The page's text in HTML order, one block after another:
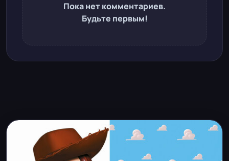
Пока нет комментариев.
Будьте первым!